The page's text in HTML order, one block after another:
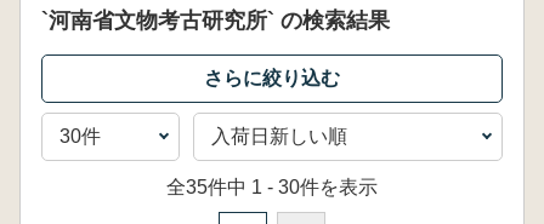
`河南省文物考古研究所` の検索結果
全35件中 1 - 30件を表示